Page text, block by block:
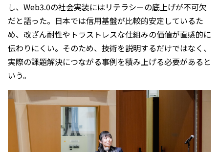
し、Web3.0の社会実装にはリテラシーの底上げが不可欠
だと語った。日本では信用基盤が比較的安定しているた
め、改ざん耐性やトラストレスな仕組みの価値が直感的に
伝わりにくい。そのため、技術を説明するだけではなく、
実際の課題解決につながる事例を積み上げる必要があると
いう。